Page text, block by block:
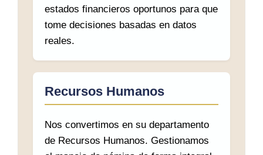
estados financieros oportunos para que
tome decisiones basadas en datos
reales.
Recursos Humanos
Nos convertimos en su departamento
de Recursos Humanos. Gestionamos